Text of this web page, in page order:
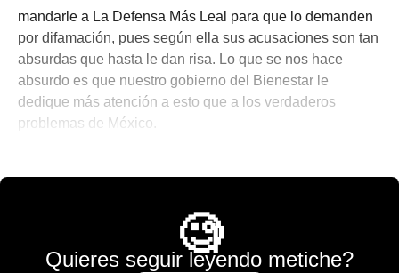
mandarle a La Defensa Más Leal para que lo demanden
por difamación, pues según ella sus acusaciones son tan
absurdas que hasta le dan risa. Lo que se nos hace
absurdo es que nuestro gobierno del Bienestar le
dedique más atención a esto que a los verdaderos
problemas de México.
🧐
Quieres seguir leyendo metiche?